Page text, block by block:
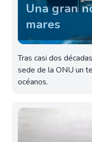
Una gran
mares
Tras casi dos
sede de la ONU un
océanos.